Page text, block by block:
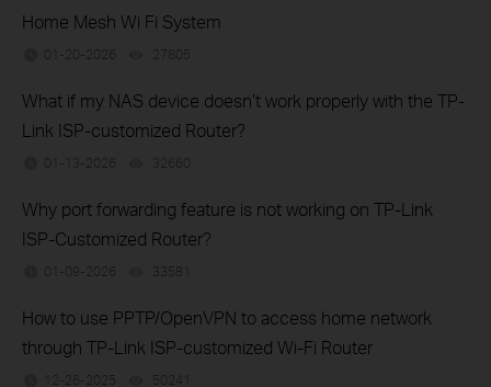
Home Mesh Wi Fi System
01-20-2026 27805
What if my NAS device doesn’t work properly with the TP-
Link ISP-customized Router?
01-13-2026 32660
Why port forwarding feature is not working on TP-Link
ISP-Customized Router?
01-09-2026 33581
How to use PPTP/OpenVPN to access home network
through TP-Link ISP-customized Wi-Fi Router
12-26-2025 50241